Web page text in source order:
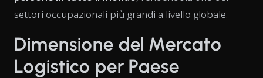
settori occupazionali più grandi a livello globale.
Dimensione del Mercato
Logistico per Paese